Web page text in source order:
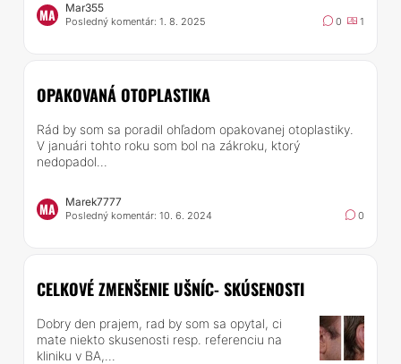
MA Mar355
Posledný komentár: 1. 8. 2025 0 1
OPAKOVANÁ OTOPLASTIKA
Rád by som sa poradil ohľadom opakovanej otoplastiky.
V januári tohto roku som bol na zákroku, ktorý
nedopadol...
MA Marek7777
Posledný komentár: 10. 6. 2024 0
CELKOVÉ ZMENŠENIE UŠNÍC- SKÚSENOSTI
Dobry den prajem, rad by som sa opytal, ci
mate niekto skusenosti resp. referenciu na
kliniku v BA,...